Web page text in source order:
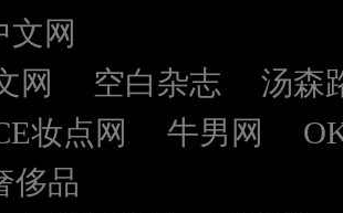
文网
网
空白杂志
汤森
妆点网 牛男网
侈品